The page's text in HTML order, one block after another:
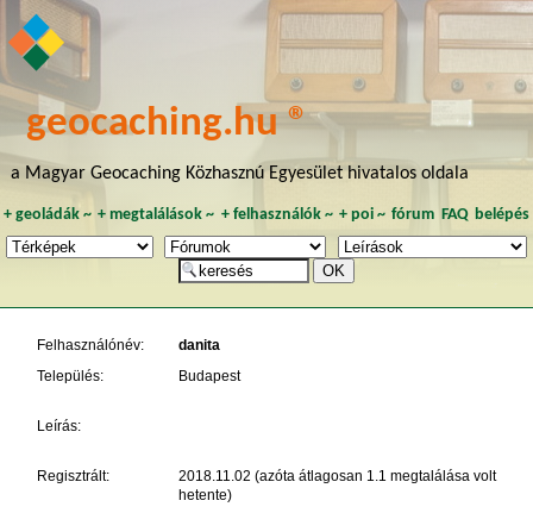
geocaching.hu ®
a Magyar Geocaching Közhasznú Egyesület hivatalos oldala
+ geoládák~ +megtalálások ~ + felhasználók~ + poi~ fórum FAQ belépés
Felhasználónév:
danita
Település:
Budapest
Leírás:
Regisztrált:
2018.11.02 (azóta átlagosan 1.1 megtalálása volt
hetente)